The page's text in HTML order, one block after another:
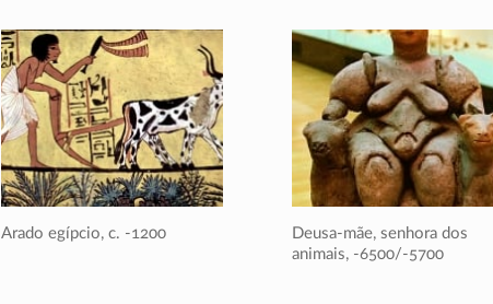
Arado egípcio, c. -1200
Deusa-mãe, senhora dos
animais, -6500/-5700